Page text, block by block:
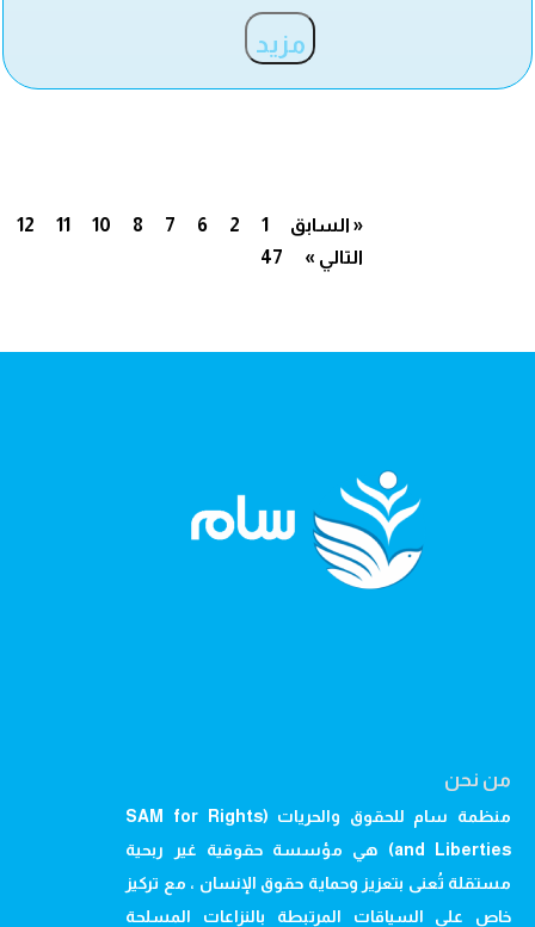
مزيد
« السابق 1
2
6
7
8
10
11
12
47
التالي »
من نحن
منظمة سام للحقوق والحريات (SAM for Rights
and Liberties) هي مؤسسة حقوقية غير ربحية
مستقلة تُعنى بتعزيز وحماية حقوق الإنسان ، مع تركيز
خاص على السياقات المرتبطة بالنزاعات المسلحة